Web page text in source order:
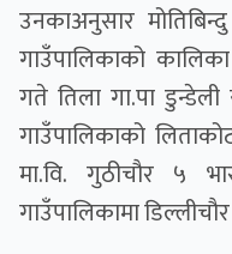
उनकाअनुसार
गाउँपालिकाको
गते तिला गा.पा डुन्डेली
गाउँपालिकाको
मा.वि. गुठीचौर ५
गाउँपालिकामा